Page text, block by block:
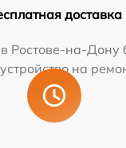
доставка
Ростове-на-Дону
на